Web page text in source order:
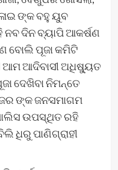
ଙ୍କ ବହୁ ୟୁବ
ନବ ଦିନ ବ୍ୟାପି ଆକର୍ଷଣ
ବୋଲି ପୂଜା କମିଟି
ଆମ ଆଦିବାସୀ ଅଧିଷ୍ୟୁତ
ଦେଖିବା ନିମନ୍ତେ
ଙ୍କ ଜନସମାଗମ
ଉପସ୍ଥିତ ରହି
ଧିରୁ ପାଣିଗ୍ରାହୀ